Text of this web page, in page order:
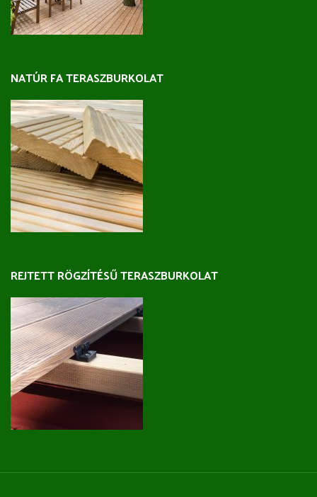
NATÚR FA TERASZBURKOLAT
REJTETT RÖGZÍTÉSŰ TERASZBURKOLAT